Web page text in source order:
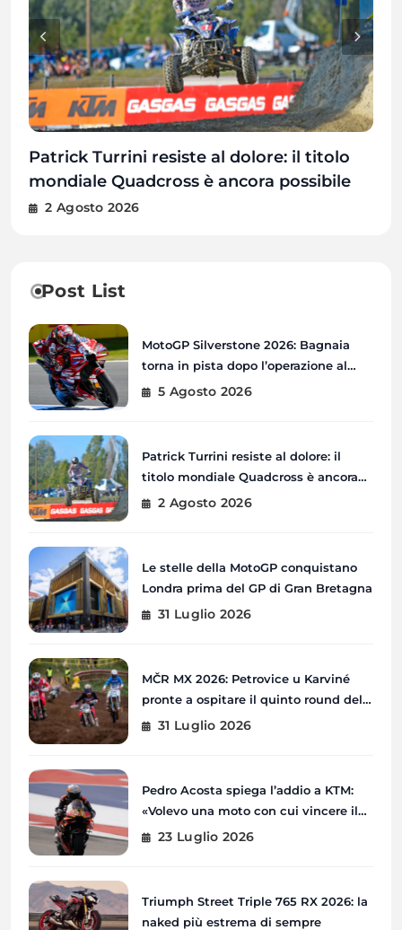
MotoGP Silverstone 2026: Bagnaia torna
in pista dopo l’operazione al braccio
destro
5 Agosto 2026
Patrick Turrini resiste al dolore: il titolo
mondiale Quadcross è ancora possibile
2 Agosto 2026
Le stelle della MotoGP conquistano
Londra prima del GP di Gran Bretagna
31 Luglio 2026
MČR MX 2026: Petrovice u Karviné pronte
a ospitare il quinto round del
Campionato Ceco
31 Luglio 2026
Post List
MotoGP Silverstone 2026: Bagnaia
torna in pista dopo l’operazione al
braccio destro
5 Agosto 2026
Patrick Turrini resiste al dolore: il
titolo mondiale Quadcross è ancora
possibile
2 Agosto 2026
Le stelle della MotoGP conquistano
Londra prima del GP di Gran Bretagna
31 Luglio 2026
MČR MX 2026: Petrovice u Karviné
pronte a ospitare il quinto round del
Campionato Ceco
31 Luglio 2026
Pedro Acosta spiega l’addio a KTM:
«Volevo una moto con cui vincere il
Mondiale»
23 Luglio 2026
Triumph Street Triple 765 RX 2026: la
naked più estrema di sempre